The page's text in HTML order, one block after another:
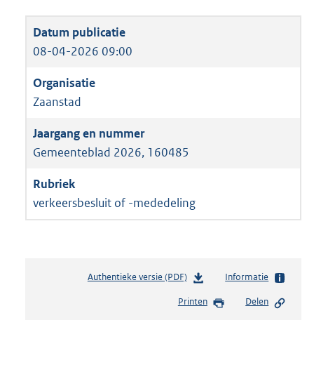
08-04-2026 09:00
Zaanstad
Gemeenteblad 2026, 160485
verkeersbesluit of -mededeling
Authentieke versie (PDF)b
s
Informatie
Printen Delen